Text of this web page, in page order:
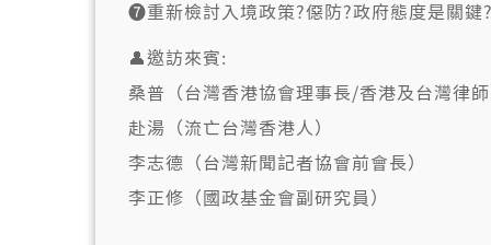
➐重新檢討入境政策?僫防?政府態度是關鍵?
👤邀訪來賓:
桑普（台灣香港協會理事長/香港及台灣律師
赴湯（流亡台灣香港人）
李志德（台灣新聞記者協會前會長）
李正修（國政基金會副研究員）